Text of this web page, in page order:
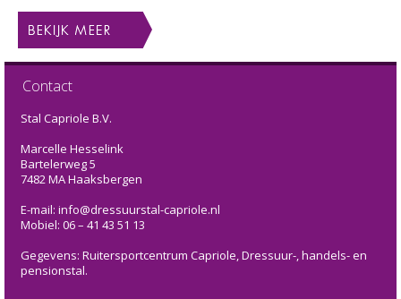
Contact
Stal Capriole B.V.
Marcelle Hesselink
Bartelerweg 5
7482 MA Haaksbergen
E-mail: info@dressuurstal-capriole.nl
Mobiel: 06 – 41 43 51 13
Gegevens: Ruitersportcentrum Capriole, Dressuur-, handels- en
pensionstal.